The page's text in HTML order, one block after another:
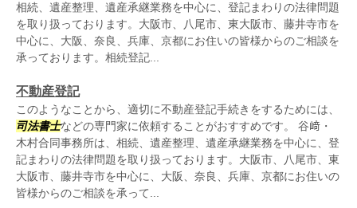
相続、遺産整理、遺産承継業務を中心に、登記まわりの法律問題
を取り扱っております。大阪市、八尾市、東大阪市、藤井寺市を
中心に、大阪、奈良、兵庫、京都にお住いの皆様からのご相談を
承っております。相続登記...
不動産登記
このようなことから、適切に不動産登記手続きをするためには、
司法書士などの専門家に依頼することがおすすめです。 谷﨑・
木村合同事務所は、相続、遺産整理、遺産承継業務を中心に、登
記まわりの法律問題を取り扱っております。大阪市、八尾市、東
大阪市、藤井寺市を中心に、大阪、奈良、兵庫、京都にお住いの
皆様からのご相談を承って...